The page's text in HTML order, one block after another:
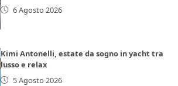
6 Agosto 2026
Kimi Antonelli, estate da sogno in yacht tra
lusso e relax
5 Agosto 2026